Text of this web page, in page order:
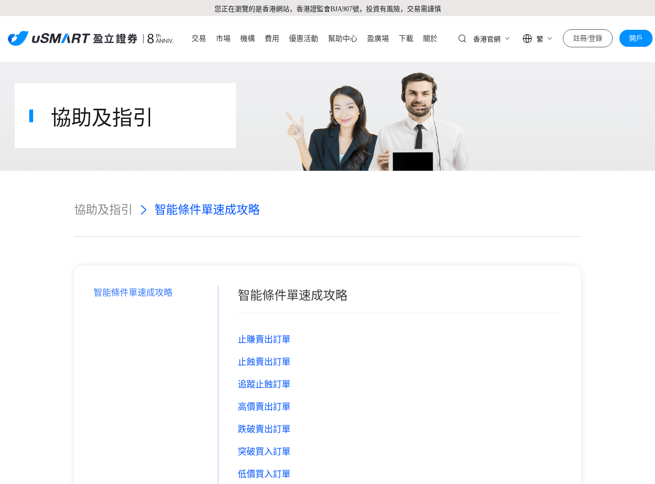
您正在瀏覽的是香港網站，香港證監會BJA907號，投資有風險，交易需謹慎
交易 市場 機構 費用 優惠活動 幫助中心 盈廣場 下載 關於 香港官網 繁 註冊/登錄 開戶
協助及指引
協助及指引 智能條件單速成攻略
智能條件單速成攻略 智能條件單速成攻略
止賺賣出訂單
止蝕賣出訂單
追蹤止蝕訂單
高價賣出訂單
跌破賣出訂單
突破買入訂單
低價買入訂單